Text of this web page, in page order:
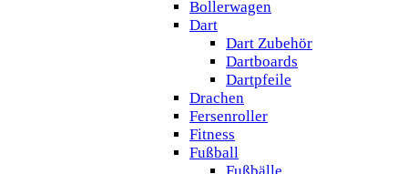
Bollerwagen
Dart
Dart Zubehör
Dartboards
Dartpfeile
Drachen
Fersenroller
Fitness
Fußball